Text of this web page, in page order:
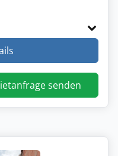
senden